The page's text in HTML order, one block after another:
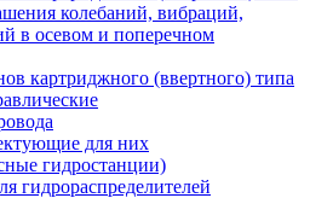
колебаний, вибраций,
в осевом и поперечном
картриджного (ввертного) типа
для них
гидростанции)
гидрораспределителей